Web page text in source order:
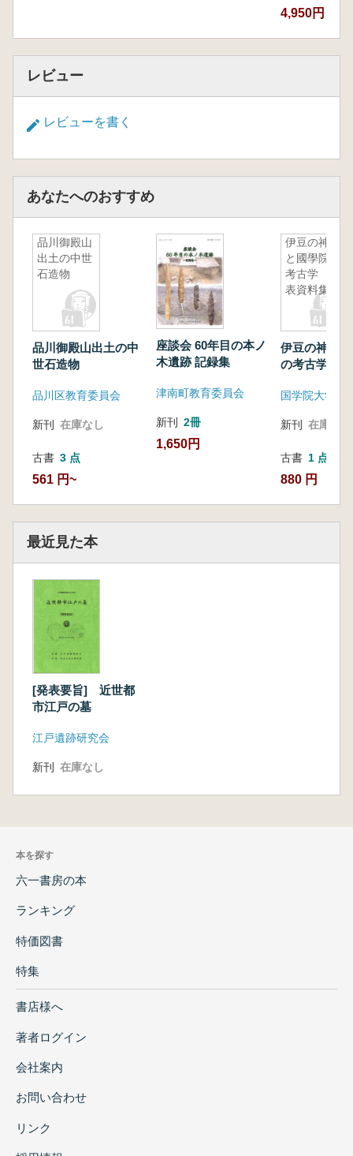
4,950円
レビュー
レビューを書く
あなたへのおすすめ
品川御殿山
出土の中世
石造物
品川御殿山出土の中
世石造物
品川区教育委員会
新刊 在庫なし
古書 3 点
561 円~
座談会 60年目の本ノ
木遺跡 記録集
津南町教育委員会
新刊 2冊
1,650円
伊豆の神仏
と國學院の
考古学 発
表資料集
伊豆の神仏
の考古学 発
新刊 在庫なし
古書 1 点
880 円
最近見た本
[発表要旨] 近世都
市江戸の墓
江戸遺跡研究会
新刊 在庫なし
本を探す
六一書房の本
ランキング
特価図書
特集
書店様へ
著者ログイン
会社案内
お問い合わせ
リンク